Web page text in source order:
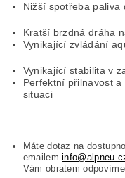
Nižší spotřeba paliva
Kratší brzdná dráha
Vynikající zvládání
Vynikající stabilita v
Perfektní přilnavost
situaci
Máte dotaz na
emailem
Vám obratem